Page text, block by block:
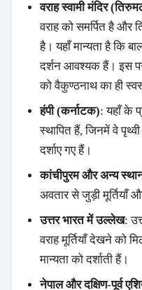
वराह स्वामी मंदिर
वराह को समर्पित है और
है। यहाँ मान्यता है कि
दर्शन आवश्यक हैं। इस
को वैकुण्ठनाथ का ही
हंपी (कर्नाटक): यहाँ के
स्थापित हैं, जिनमें वे
दर्शाए गए हैं।
कांचीपुरम और अन्य
अवतार से जुड़ी मूर्तियाँ
उत्तर भारत में उल्लेख:
वराह मूर्तियाँ देखने को
मान्यता को दर्शाती हैं।
नेपाल और दक्षिण-पूर्व